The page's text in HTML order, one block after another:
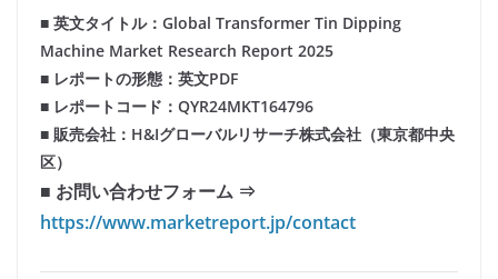
■ 英文タイトル：Global Transformer Tin Dipping
Machine Market Research Report 2025
■ レポートの形態：英文PDF
■ レポートコード：QYR24MKT164796
■ 販売会社：H&Iグローバルリサーチ株式会社（東京都中央
区）
■ お問い合わせフォーム ⇒
https://www.marketreport.jp/contact